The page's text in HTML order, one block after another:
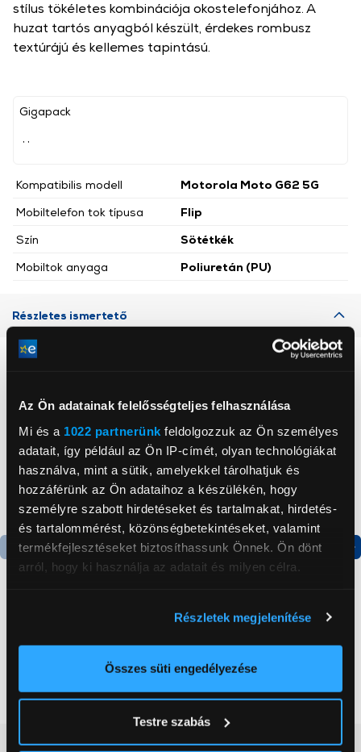
Az Ön adatainak felelősségteljes felhasználása
Mi és a 1022 partnerünk feldolgozzuk az Ön személyes
adatait, így például az Ön IP-címét, olyan technológiákat
használva, mint a sütik, amelyekkel tárolhatjuk és
hozzáférünk az Ön adataihoz a készülékén, hogy
személyre szabott hirdetéseket és tartalmakat, hirdetés-
és tartalommérést, közönségbetekintéseket, valamint
termékfejlesztéseket biztosíthassunk Önnek. Ön dönt
arról, hogy ki használja az adatait és milyen célra.
elhelyezkedéséről pár méteres pontossággal
Az Ön készülékén beazonosítása annak konkrét
módjairól és adja meg preferenciáit aRészletek
pontban. Bármikor módosíthatja vagy visszavonhatja a
Részletek megjelenítése
Összes süti engedélyezése
Testre szabás
Gigapack
Kompatibilis modell
Motorola Moto G62 5G
Mobiltelefon tok típusa
Flip
Szín
Sötétkék
Mobiltok anyaga
Poliuretán (PU)
stílus tökéletes kombinációja okostelefonjához. A
huzat tartós anyagból készült, érdekes rombusz
textúrájú és kellemes tapintású.
Részletes ismertető
Termék adatlap Termék adatlap
Gorenje N619EAXL4
179 999 Ft
Vásárlói vélemények(0)